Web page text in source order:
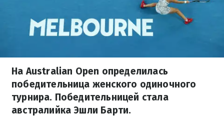
На Australian Open определилась
победительница женского одиночного
турнира. Победительницей стала
австралийка Эшли Барти.